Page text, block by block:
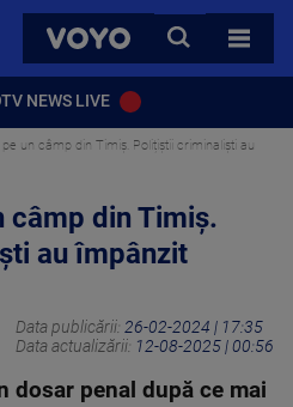
VOYO
CAUTA
TOATE
NEWS LIVE
un câmp din Timiș. Polițiștii criminaliști au
câmp din Timiș.
au împânzit
Data publicării: 26-02-2024 | 17:35
Data actualizării: 12-08-2025 | 00:56
dosar penal după ce mai